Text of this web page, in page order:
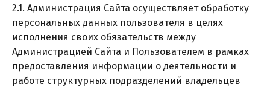
2.1. Администрация Сайта осуществляет обработку
персональных данных пользователя в целях
исполнения своих обязательств между
Администрацией Сайта и Пользователем в рамках
предоставления информации о деятельности и
работе структурных подразделений владельцев